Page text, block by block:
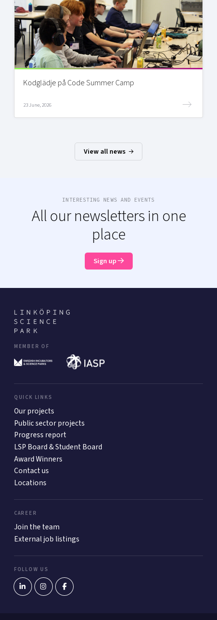
Kodglädje på Code Summer Camp
23 June, 2026
View all news
INTERESTING NEWS AND EVENTS
All our newsletters in one
place
Sign up
MEMBER OF
QUICK LINKS
Our projects
Public sector projects
Progress report
LSP Board & Student Board
Award Winners
Contact us
Locations
CAREER
Join the team
External job listings
FOLLOW US